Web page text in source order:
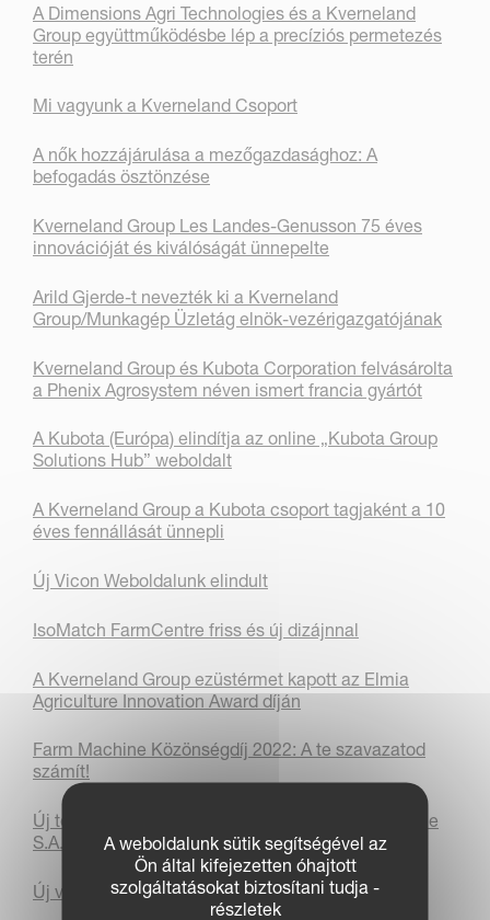
A Dimensions Agri Technologies és a Kverneland
Group együttműködésbe lép a precíziós permetezés
terén
Mi vagyunk a Kverneland Csoport
A nők hozzájárulása a mezőgazdasághoz: A
befogadás ösztönzése
Kverneland Group Les Landes-Genusson 75 éves
innovációját és kiválóságát ünnepelte
Arild Gjerde-t nevezték ki a Kverneland
Group/Munkagép Üzletág elnök-vezérigazgatójának
Kverneland Group és Kubota Corporation felvásárolta
a Phenix Agrosystem néven ismert francia gyártót
A Kubota (Európa) elindítja az online „Kubota Group
Solutions Hub” weboldalt
A Kverneland Group a Kubota csoport tagjaként a 10
éves fennállását ünnepli
Új Vicon Weboldalunk elindult
IsoMatch FarmCentre friss és új dizájnnal
A Kverneland Group ezüstérmet kapott az Elmia
Agriculture Innovation Award díján
Farm Machine Közönségdíj 2022: A te szavazatod
számít!
Új telephely és helyszín a Kverneland Group France
S.A.S
Új vezérigazgató és elnök a Kverneland Group-nál
A weboldalunk sütik segítségével az
Ön által kifejezetten óhajtott
szolgáltatásokat biztosítani tudja -
részletek